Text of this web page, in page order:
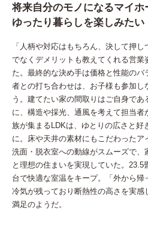
将来自分のモノになるマイホ
ゆったり暮らしを楽しみたい
「人柄や対応はもちろん、決して押
でなくデメリットも教えてくれる営業
た。最終的な決め手は価格と性能のバ
者との打ち合わせは、お子様も参加
う。建てたい家の間取りはご自身であ
に、構造や採光、通風を考えて担当
族が集まるLDKは、ゆとりの広さと好
に。床や天井の素材にもこだわった
洗面・脱衣室への動線がスムーズで、
と理想の住まいを実現していた。23.5
台で快適な室温をキープ。「外から
冷気が残っており断熱性の高さを実
満足のようだ。